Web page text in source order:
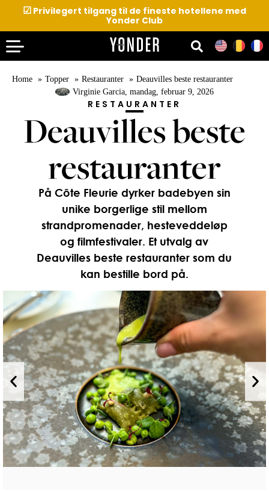
☑ Privilegert tilgang til de fineste hotellene med
Yonder Club
Home Topper Restauranter
Deauvilles beste restauranter
Virginie Garcia, mandag, februar 9, 2026
RESTAURANTER
Deauvilles beste
restauranter
På Côte Fleurie dyrker badebyen sin
unike borgerlige stil mellom
strandpromenader, hesteveddeløp
og filmfestivaler. Et utvalg av
Deauvilles beste restauranter som du
kan bestille bord på.